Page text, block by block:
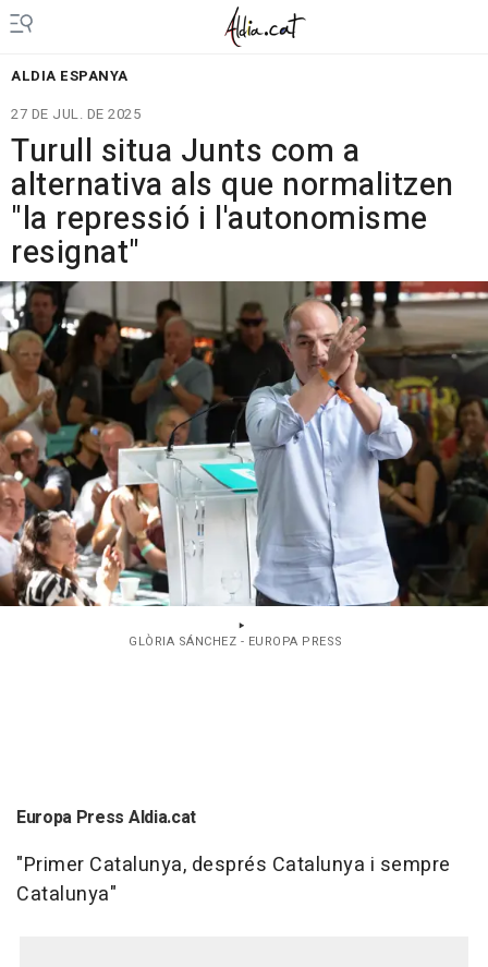
ALDIA ESPANYA
27 DE JUL. DE 2025
Turull situa Junts com a
alternativa als que normalitzen
"la repressió i l'autonomisme
resignat"
GLÒRIA SÁNCHEZ - EUROPA PRESS
Europa Press Aldia.cat
"Primer Catalunya, després Catalunya i sempre
Catalunya"